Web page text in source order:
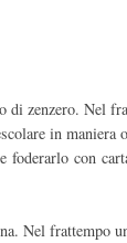
di zenzero. Nel
in maniera
con
Nel frattempo